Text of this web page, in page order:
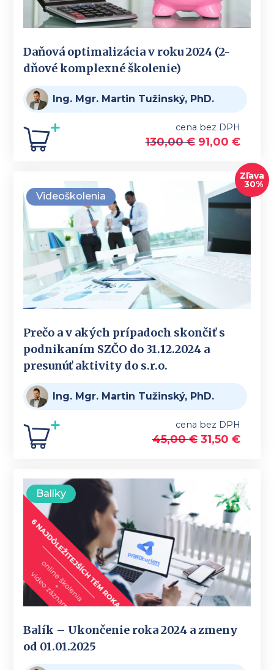
Daňová optimalizácia v roku 2024 (2-
dňové komplexné školenie)
Ing. Mgr. Martin Tužinský, PhD.
cena bez DPH
130,00€ 91,00 €
Videoškolenia
Zľava
30%
Prečo a v akých prípadoch skončiť s
podnikaním SZČO do 31.12.2024 a
presunúť aktivity do s.r.o.
Ing. Mgr. Martin Tužinský, PhD.
cena bez DPH
45,00€ 31,50 €
Balíky
Balík – Ukončenie roka 2024 a zmeny
od 01.01.2025